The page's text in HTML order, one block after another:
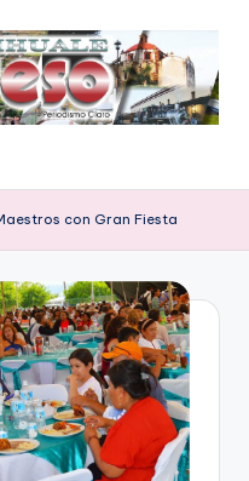
con Gran Fiesta